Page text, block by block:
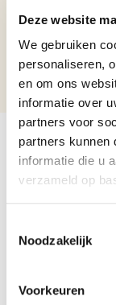
Deze website
We gebruiken
personaliseren,
en om ons
informatie over
partners voor
partners kunnen
informatie die u
verzameld op
Noodzakelijk
Voorkeuren
Een witte gietijzeren
Hoogte: 60,4
Breedte: 36
Lengte: 46,6